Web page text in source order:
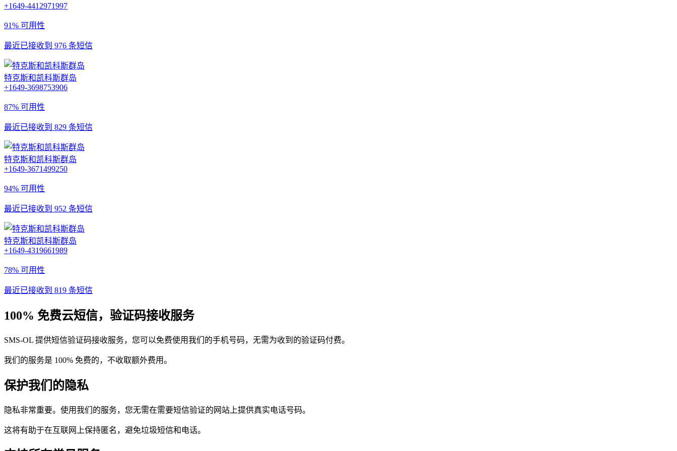
+1649-4412971997
91% 可用性
最近已接收到 976 条短信
特克斯和凯科斯群岛
+1649-3698753906
87% 可用性
最近已接收到 829 条短信
特克斯和凯科斯群岛
+1649-3671499250
94% 可用性
最近已接收到 952 条短信
特克斯和凯科斯群岛
+1649-4319661989
78% 可用性
最近已接收到 819 条短信
100% 免费云短信，验证码接收服务
SMS-OL 提供短信验证码接收服务，您可以免费使用我们的手机号码，无需为收到的验证码付费。
我们的服务是 100% 免费的，不收取额外费用。
保护我们的隐私
隐私非常重要。使用我们的服务，您无需在需要短信验证的网站上提供真实电话号码。
这将有助于在互联网上保持匿名，避免垃圾短信和电话。